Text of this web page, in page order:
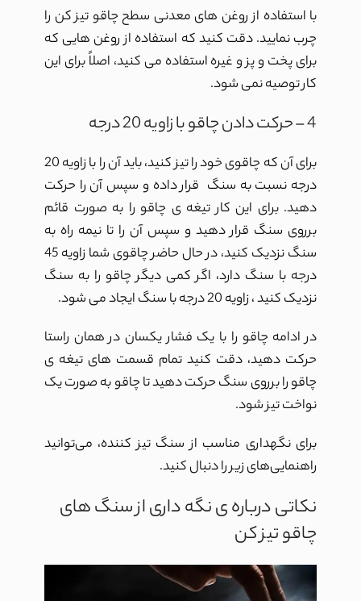
با استفاده از روغن های معدنی سطح چاقو تیز کن را
چرب نمایید. دقت کنید که استفاده از روغن هایی که
برای پخت و پز و غیره استفاده می کنید، اصلاً برای این
کار توصیه نمی شود.
4 – حرکت دادن چاقو با زاویه 20 درجه
برای آن که چاقوی خود را تیز کنید، باید آن را با زاویه 20
درجه نسبت به سنگ قرار داده و سپس آن را حرکت
دهید. برای این کار تیغه ی چاقو را به صورت قائم
برروی سنگ قرار دهید و سپس آن را تا نیمه راه به
سنگ نزدیک کنید، در حال حاضر چاقوی شما زاویه 45
درجه با سنگ دارد، اگر کمی دیگر چاقو را به سنگ
نزدیک کنید ، زاویه 20 درجه با سنگ ایجاد می شود.
در ادامه چاقو را با یک فشار یکسان در همان راستا
حرکت دهید، دقت کنید تمام قسمت های تیغه ی
چاقو را برروی سنگ حرکت دهید تا چاقو به صورت یک
نواخت تیز شود.
برای نگهداری مناسب از سنگ تیز کننده، می‌توانید
راهنمایی‌های زیر را دنبال کنید.
نکاتی درباره ی نگه داری از سنگ های
چاقو تیز کن